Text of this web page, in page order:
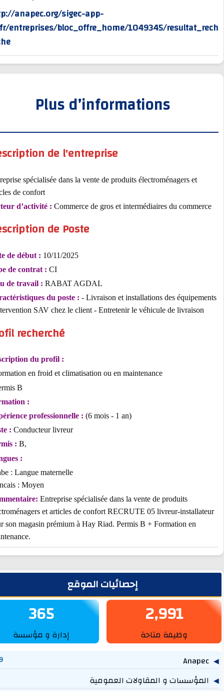
http://anapec.org/sigec-app-
rv/fr/entreprises/bloc_offre_home/1049345/
erche
Plus d’informations
Description de l'entreprise
Entreprise spécialisée dans la vente de produits électroménagers et
articles de confort
Secteur d’activité :Commerce de gros et intermédiaires du
Description de Poste
Date de début :10/11/2025
Type de contrat :
Lieu de travail :RABAT AGDAL
Caractéristiques du poste :- Livraison et installations des
- Intervention SAV chez le client - Entretenir le véhicule de livraison
Profil recherché
Description du profil :
- Formation en froid et climatisation ou en maintenance
- Permis B
Formation :
Expérience professionnelle :(6 mois - 1 an)
Poste :Conducteur livreur
Permis :
Langues :
Arabe : Langue maternelle
Francais : Moyen
Commentaire:Entreprise spécialisée dans la vente de produits
électroménagers et articles de confort RECRUTE 05 livreur-
pour son magasin prémium à Hay Riad. Permis B + Formation en
maintenance.
إحصائيات الموقع
2,991
وظيفة متاحة
365
إدارة و مؤسسة
و المقاولات العمومية